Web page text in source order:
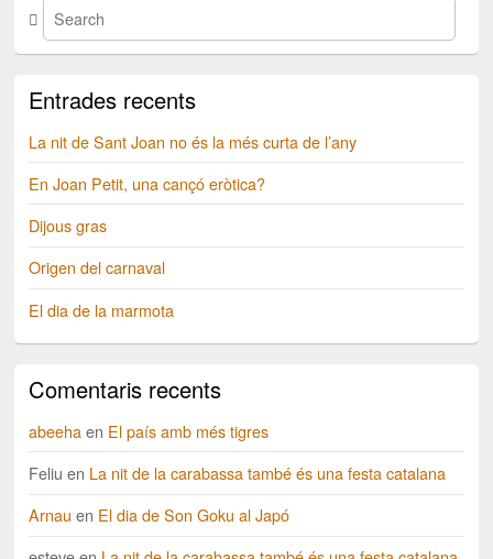
Entrades recents
La nit de Sant Joan no és la més curta de l’any
En Joan Petit, una cançó eròtica?
Dijous gras
Origen del carnaval
El dia de la marmota
Comentaris recents
abeehaen El país amb més tigres
Feliu en La nit de la carabassa també és una festa catalana
Arnau en El dia de Son Goku al Japó